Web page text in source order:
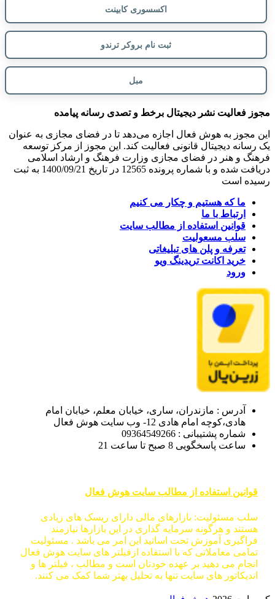
اکسسوری کابینت
ثبت نام بروکر ترندو
مبل
مجوز فعالیت نشر دیجیتال برخط و تصدی رسانه پیامده
این مجوز به هوش فعال اجازه می‌دهد تا در فضای مجازی به عنوان
یک رسانه دیجیتال قانونی فعالیت کند. این مجوز از مرکز توسعه
فرهنگ و هنر در فضای مجازی وزارت فرهنگ و ارشاد اسلامی
دریافت شده و با شماره پرونده 12565 در تاریخ 1400/09/21 به ثبت
رسیده است
ما که هستیم و چکار می کنیم
ارتباط با ما
قوانین استفاده از مطالب سایت
سلب مسعولیت
تعرفه و پلن های تبلیغاتی
خرید اکانت تریدینگ ویو
ورود
آدرس : مازندران، ساری، خیابان معلم، خیابان امام
هادی،کوچه امام هادی 12- وب سایت هوش فعال
شماره پشتیبانی : 09364549266
ساعت پاسخگویی 8 صبح تا ساعت 21
قوانین استفاده از مطالب سایت هوش فعال
سلب مسئولیت: بازارهای مالی دارای ریسک های زیادی
هستند و هرگونه سرمایه گذاری در این بازارها نیازمند
فراگیری آموزش تحت اساتید این امر می باشد . مسئولیت
تمامی معاملاتی که با استفاده ازفیلتر های سایت هوش فعال
انجام می دهید بر عهده خودتان است و مطالب ، فیلتر ها و
اندیکاتور های سایت تنها به تحلیل بهتر شما کمک می کنند.